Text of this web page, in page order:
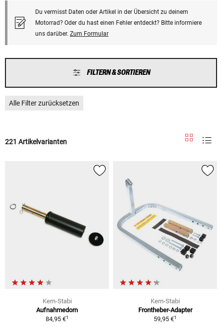
Du vermisst Daten oder Artikel in der Übersicht zu deinem
Motorrad? Oder du hast einen Fehler entdeckt? Bitte informiere
uns darüber. Zum Formular
FILTERN & SORTIEREN
Alle Filter zurücksetzen
221 Artikelvarianten
Kern-Stabi
Aufnahmedorn
84,95 €1
Kern-Stabi
Frontheber-Adapter
59,95 €1